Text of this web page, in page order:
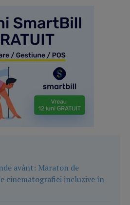
avânt: Maraton de
cinematografiei incluzive în